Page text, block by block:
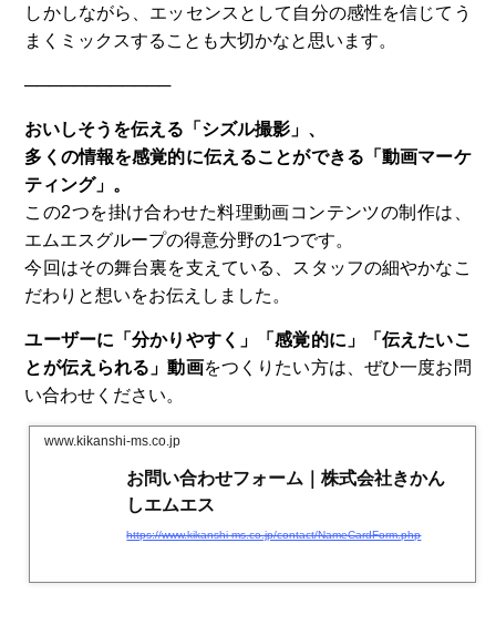
しかしながら、エッセンスとして自分の感性を信じてう
まくミックスすることも大切かなと思います。
────────────
おいしそうを伝える「シズル撮影」、
多くの情報を感覚的に伝えることができる「動画マーケ
ティング」。
この2つを掛け合わせた料理動画コンテンツの制作は、
エムエスグループの得意分野の1つです。
今回はその舞台裏を支えている、スタッフの細やかなこ
だわりと想いをお伝えしました。
ユーザーに「分かりやすく」「感覚的に」「伝えたいこ
とが伝えられる」動画をつくりたい方は、ぜひ一度お問
い合わせください。
www.kikanshi-ms.co.jp
お問い合わせフォーム｜株式会社きかん
しエムエス
https://www.kikanshi-ms.co.jp/contact/NameCardForm.php